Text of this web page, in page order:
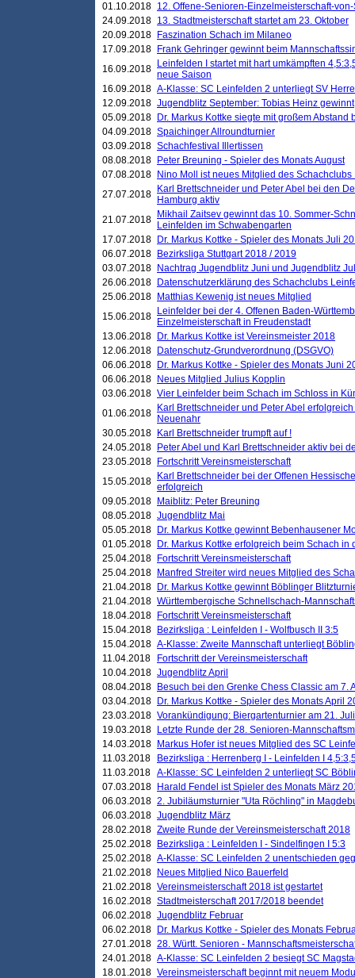
01.10.2018 12. Offene-Senioren-Einzelmeisterschaft-
24.09.2018 13. Stadtmeisterschaft startet am 23. Oktober
20.09.2018
Faszination Schach im Milaneo
17.09.2018
Frank Gehringer gewinnt beim
16.09.2018
Leinfelden I startet mit hart umkämpften
neue Saison
16.09.2018 A-Klasse: SC Leinfelden 2 unterliegt SV
12.09.2018 Jugendblitz September: Tobias Heinz gewinnt
05.09.2018
Dr. Markus Kottke siegte mit großem
04.09.2018 Spaichinger Allroundturnier
03.09.2018 Schachfestival Illertissen
08.08.2018
Peter Breuning - Spieler des Monats August
07.08.2018
Nino Moll ist neues Mitglied des
27.07.2018
Karl Brettschneider und Peter Abel bei den
Hamburg aktiv
21.07.2018
Mikhail Zaitsev gewinnt das 10. Sommer-
Leinfelden im Schwabengarten
17.07.2018
Dr. Markus Kottke - Spieler des Monats Juli
06.07.2018
Bezirksliga Stuttgart 2018 / 2019
03.07.2018
Nachtrag Jugendblitz Juni und Jugendblitz
26.06.2018
Datenschutzerklärung des Schachclubs
25.06.2018
Matthias Kewenig ist neues Mitglied
15.06.2018
Leinfelder bei der 4. Offenen Baden-
Einzelmeisterschaft in Freudenstadt
13.06.2018
Dr. Markus Kottke ist Vereinsmeister 2018
12.06.2018
Datenschutz-Grundverordnung (DSGVO)
06.06.2018
Dr. Markus Kottke - Spieler des Monats Juni
06.06.2018
Neues Mitglied Julius Kopplin
03.06.2018 Vier Leinfelder beim Schach im Schloss in
01.06.2018
Karl Brettschneider und Peter Abel
Neuenahr
30.05.2018
Karl Brettschneider trumpft auf !
24.05.2018
Peter Abel und Karl Brettschneider aktiv bei
23.05.2018
Fortschritt Vereinsmeisterschaft
15.05.2018
Karl Brettschneider bei der Offenen
erfolgreich
09.05.2018
Maiblitz: Peter Breuning
08.05.2018 Jugendblitz Mai
05.05.2018
Dr. Markus Kottke gewinnt Bebenhausener
01.05.2018
Dr. Markus Kottke erfolgreich beim Schach
25.04.2018
Fortschritt Vereinsmeisterschaft
25.04.2018
Manfred Streiter wird neues Mitglied des
21.04.2018
Dr. Markus Kottke gewinnt Böblinger
21.04.2018 Württembergische Schnellschach-
18.04.2018
Fortschritt Vereinsmeisterschaft
15.04.2018
Bezirksliga : Leinfelden I - Wolfbusch II 3:5
15.04.2018 A-Klasse: Zweite Mannschaft unterliegt
11.04.2018
Fortschritt der Vereinsmeisterschaft
10.04.2018 Jugendblitz April
08.04.2018
Besuch bei den Grenke Chess Classic am 7.
03.04.2018
Dr. Markus Kottke - Spieler des Monats April
23.03.2018 Vorankündigung: Biergartenturnier am 21.
19.03.2018
Letzte Runde der 28. Senioren-
14.03.2018
Markus Hofer ist neues Mitglied des SC
11.03.2018
Bezirksliga : Herrenberg I - Leinfelden I
11.03.2018 A-Klasse: SC Leinfelden 2 unterliegt SC
07.03.2018
Harald Fendel ist Spieler des Monats März
06.03.2018 2. Jubiläumsturnier "Uta Röchling" in
06.03.2018 Jugendblitz März
28.02.2018 Zweite Runde der Vereinsmeisterschaft 2018
25.02.2018
Bezirksliga : Leinfelden I - Sindelfingen I 5:3
25.02.2018 A-Klasse: SC Leinfelden 2 unentschieden
21.02.2018
Neues Mitglied Nico Bauerfeld
21.02.2018 Vereinsmeisterschaft 2018 ist gestartet
16.02.2018 Stadtmeisterschaft 2017/2018 beendet
06.02.2018 Jugendblitz Februar
06.02.2018
Dr. Markus Kottke - Spieler des Monats
27.01.2018 28. Württ. Senioren -
24.01.2018 A-Klasse: SC Leinfelden 2 besiegt SC
18.01.2018 Vereinsmeisterschaft beginnt mit neuem